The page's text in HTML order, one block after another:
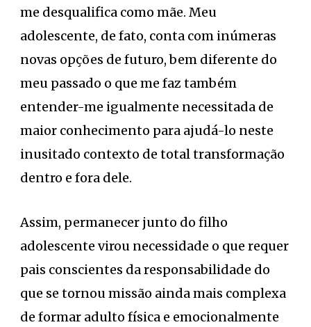
me desqualifica como mãe. Meu
adolescente, de fato, conta com inúmeras
novas opções de futuro, bem diferente do
meu passado o que me faz também
entender-me igualmente necessitada de
maior conhecimento para ajudá-lo neste
inusitado contexto de total transformação
dentro e fora dele.
Assim, permanecer junto do filho
adolescente virou necessidade o que requer
pais conscientes da responsabilidade do
que se tornou missão ainda mais complexa
de formar adulto física e emocionalmente